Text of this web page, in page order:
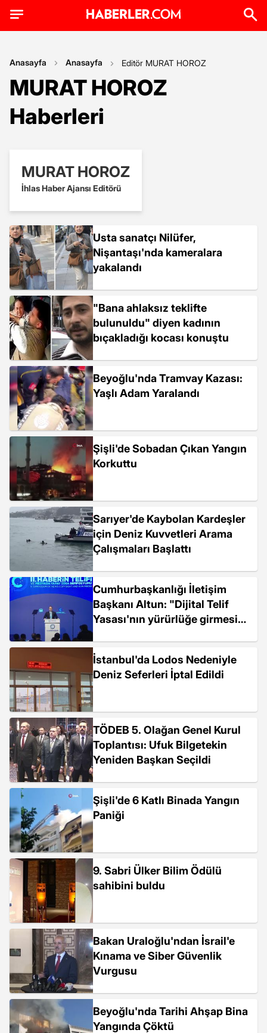
Anasayfa Anasayfa Editör MURAT HOROZ
MURAT HOROZ
Haberleri
MURAT HOROZ
İhlas Haber Ajansı Editörü
Usta sanatçı Nilüfer,
Nişantaşı'nda kameralara
yakalandı
"Bana ahlaksız teklifte
bulunuldu" diyen kadının
bıçakladığı kocası konuştu
Beyoğlu'nda Tramvay Kazası:
Yaşlı Adam Yaralandı
Şişli'de Sobadan Çıkan Yangın
Korkuttu
Sarıyer'de Kaybolan Kardeşler
için Deniz Kuvvetleri Arama
Çalışmaları Başlattı
Cumhurbaşkanlığı İletişim
Başkanı Altun: "Dijital Telif
Yasası'nın yürürlüğe girmesi
İstanbul'da Lodos Nedeniyle
Deniz Seferleri İptal Edildi
TÖDEB 5. Olağan Genel Kurul
Toplantısı: Ufuk Bilgetekin
Yeniden Başkan Seçildi
Şişli'de 6 Katlı Binada Yangın
Paniği
9. Sabri Ülker Bilim Ödülü
sahibini buldu
Bakan Uraloğlu'ndan İsrail'e
Kınama ve Siber Güvenlik
Vurgusu
Beyoğlu'nda Tarihi Ahşap Bina
Yangında Çöktü